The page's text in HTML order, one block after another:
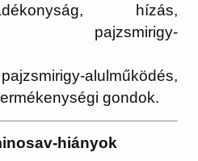
hízás,
pajzsmirigy-
alulműködés,
gondok.
hiányok